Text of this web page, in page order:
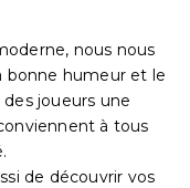
nous nous
bonne humeur et le
joueurs une
à tous
de découvrir vos